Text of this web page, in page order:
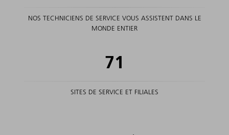
NOS TECHNICIENS DE SERVICE VOUS ASSISTENT DANS LE
MONDE ENTIER
71
SITES DE SERVICE ET FILIALES